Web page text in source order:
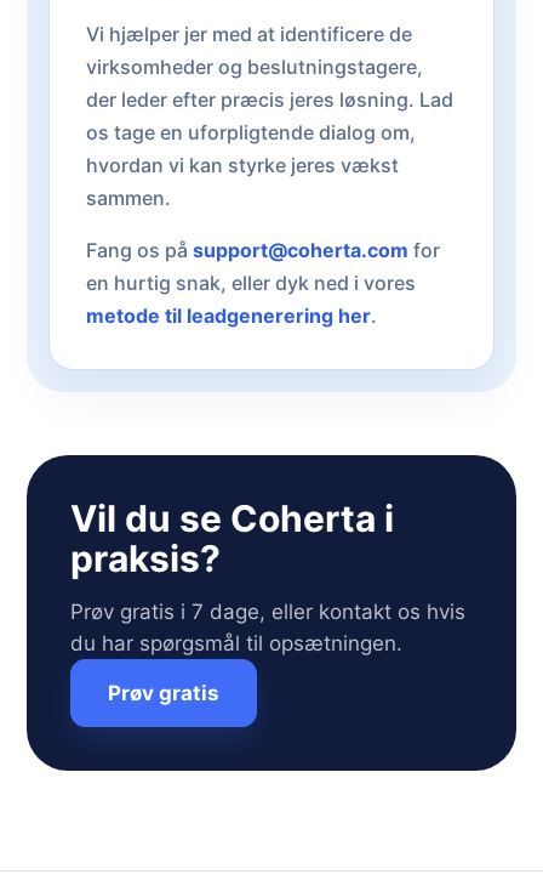
Vi hjælper jer med at identificere de
virksomheder og beslutningstagere,
der leder efter præcis jeres løsning. Lad
os tage en uforpligtende dialog om,
hvordan vi kan styrke jeres vækst
sammen.
Fang os på support@coherta.com for
en hurtig snak, eller dyk ned i vores
metode til leadgenerering her.
Vil du se Coherta i
praksis?
Prøv gratis i 7 dage, eller kontakt os hvis
du har spørgsmål til opsætningen.
Prøv gratis